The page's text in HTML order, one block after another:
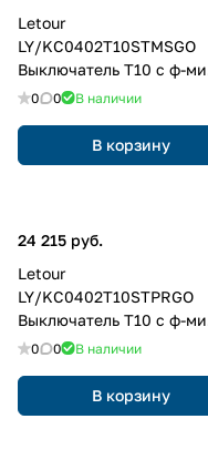
Letour
LY/KC0402T10STMSGO
Выключатель Т10 с ф-ми
вызова сцен, 4 клав., 8
0 0 В наличии
В корзину
24 215 руб.
Letour
LY/KC0402T10STPRGO
Выключатель Т10 с ф-ми
вызова сцен, 4 клав., 8
0 0 В наличии
В корзину